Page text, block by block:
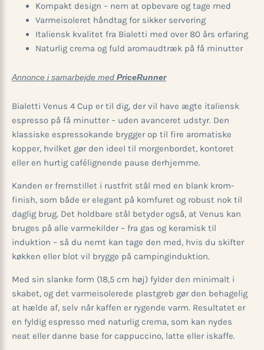
Kompakt design – nem at opbevare og tage med
Varmeisoleret håndtag for sikker servering
Italiensk kvalitet fra Bialetti med over 80 års erfaring
Naturlig crema og fuld aromaudtræk på få minutter
Annonce i samarbejde med PriceRunner
Bialetti Venus 4 Cup er til dig, der vil have ægte italiensk
espresso på få minutter – uden avanceret udstyr. Den
klassiske espressokande brygger op til fire aromatiske
kopper, hvilket gør den ideel til morgenbordet, kontoret
eller en hurtig cafélignende pause derhjemme.
Kanden er fremstillet i rustfrit stål med en blank krom­
finish, som både er elegant på komfuret og robust nok til
daglig brug. Det holdbare stål betyder også, at Venus kan
bruges på alle varmekilder – fra gas og keramisk til
induktion – så du nemt kan tage den med, hvis du skifter
køkken eller blot vil brygge på campinginduktion.
Med sin slanke form (18,5 cm høj) fylder den minimalt i
skabet, og det varmeisolerede plastgreb gør den behagelig
at hælde af, selv når kaffen er rygende varm. Resultatet er
en fyldig espresso med naturlig crema, som kan nydes
neat eller danne base for cappuccino, latte eller iskaffe.